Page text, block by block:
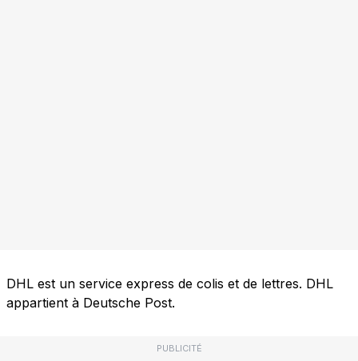
DHL est un service express de colis et de lettres. DHL
appartient à Deutsche Post.
PUBLICITÉ